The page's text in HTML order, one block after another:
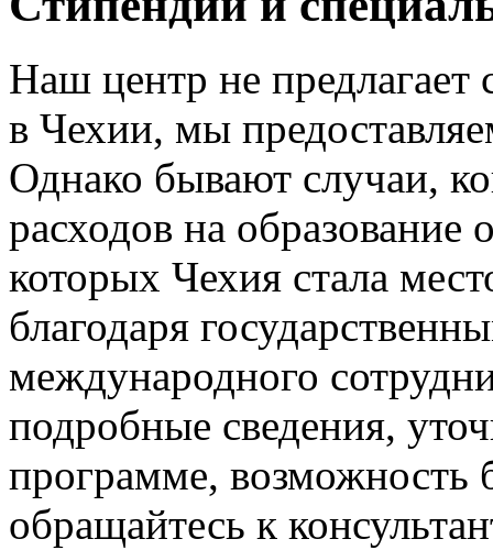
Наш центр не предлагает
в Чехии, мы
Однако бывают случаи,
расходов на образование
которых Чехия стала
благодаря
международного
подробные сведения,
программе, возможность
обращайтесь к